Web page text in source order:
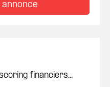
annonce
financiers...